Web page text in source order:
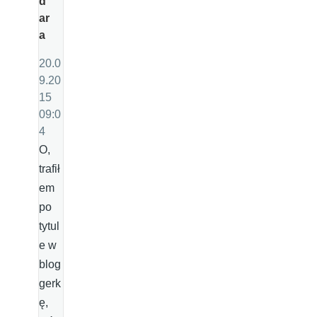
ar
a
20.0
9.20
15
09:0
4
O,
trafił
em
po
tytul
e w
blog
gerk
ę,